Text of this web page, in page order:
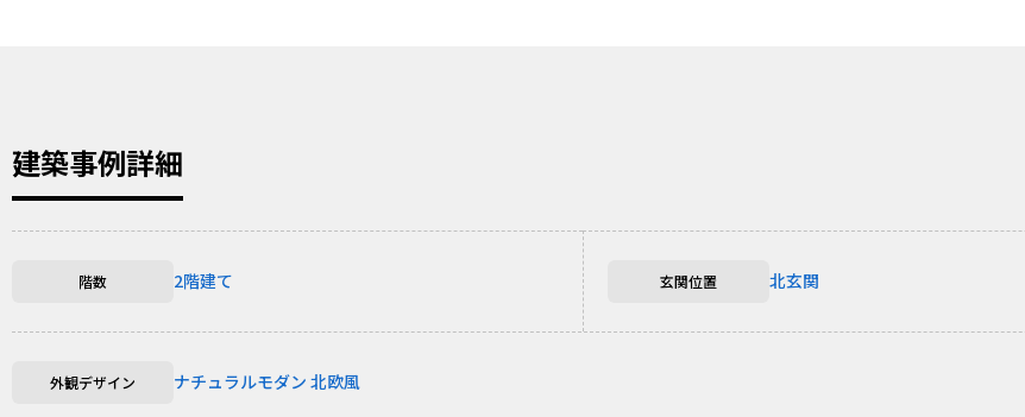
建築事例詳細
階数 2階建て 玄関位置 北玄関
外観デザイン ナチュラルモダン 北欧風